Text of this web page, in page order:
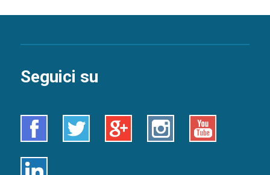
Seguici su
Facebook Twitter Google+ Instagram Youtube
Linkedin